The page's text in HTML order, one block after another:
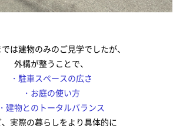
は建物のみのご見学でしたが、
外構が整うことで、
・駐車スペースの広さ
・お庭の使い方
・建物とのトータルバランス
、実際の暮らしをより具体的に
わせ